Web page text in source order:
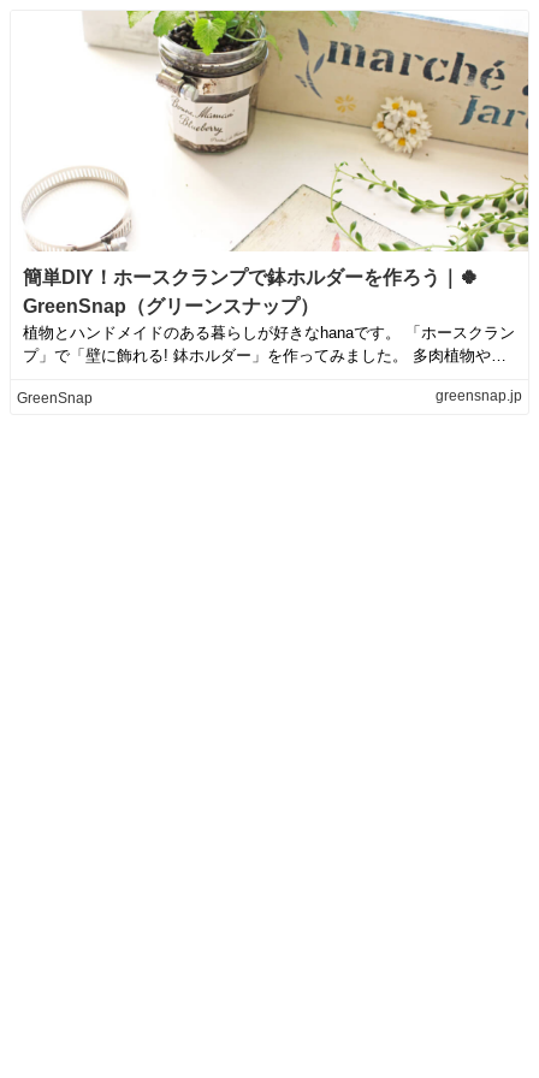
簡単DIY！ホースクランプで鉢ホルダーを作ろう｜🍀
GreenSnap（グリーンスナップ）
植物とハンドメイドのある暮らしが好きなhanaです。 「ホースクラン
プ」で「壁に飾れる! 鉢ホルダー」を作ってみました。 多肉植物やハ
GreenSnap greensnap.jp